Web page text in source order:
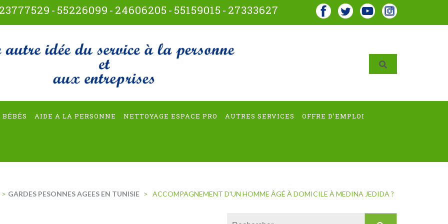
23777529 - 55226099 - 24606205 - 55159015 - 27333627
multiservices
BÉBÉS AIDE A LA PERSONNE NETTOYAGE ESPACE PRO AUTRES SERVICES OFFRE D’EMPLOI
> GARDES PESONNES AGEES EN TUNISIE > ACCOMPAGNEMENT D’UN HOMME ÂGÉ À DOMICILE À MEDINA JEDIDA ?
Rechercher :